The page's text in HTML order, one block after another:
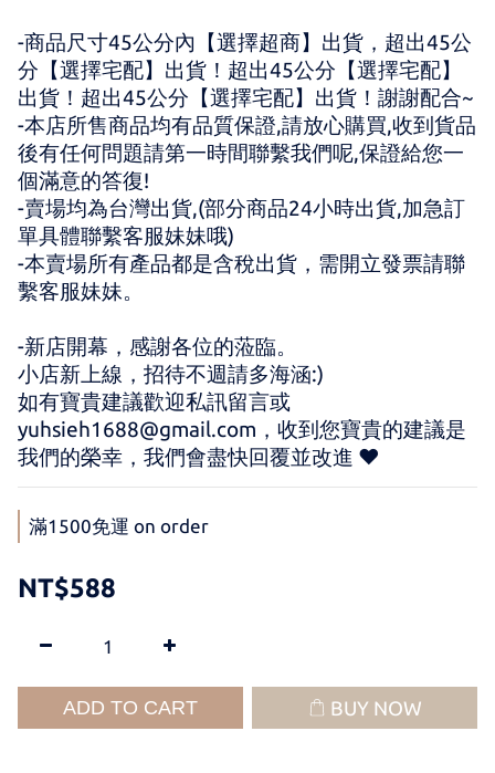
-商品尺寸45公分內【選擇超商】出貨，超出45公
分【選擇宅配】出貨！超出45公分【選擇宅配】
出貨！超出45公分【選擇宅配】出貨！謝謝配合~
-本店所售商品均有品質保證,請放心購買,收到貨品
後有任何問題請第一時間聯繫我們呢,保證給您一
個滿意的答復!
-賣場均為台灣出貨,(部分商品24小時出貨,加急訂
單具體聯繫客服妹妹哦)
-本賣場所有產品都是含稅出貨，需開立發票請聯
繫客服妹妹。
-新店開幕，感謝各位的蒞臨。
小店新上線，招待不週請多海涵:)
如有寶貴建議歡迎私訊留言或
yuhsieh1688@gmail.com，收到您寶貴的建議是
我們的榮幸，我們會盡快回覆並改進 ♥
滿1500免運 on order
NT$588
ADD TO CART BUY NOW